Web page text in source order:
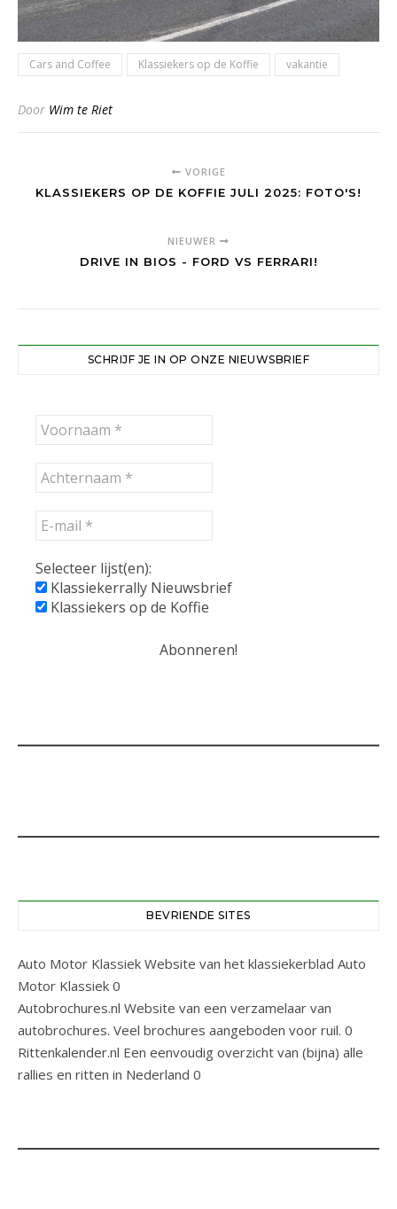
Cars and Coffee Klassiekers op de Koffie vakantie
Door Wim te Riet
VORIGE
KLASSIEKERS OP DE KOFFIE JULI 2025: FOTO'S!
NIEUWER
DRIVE IN BIOS - FORD VS FERRARI!
SCHRIJF JE IN OP ONZE NIEUWSBRIEF
Selecteer lijst(en):
Klassiekerrally Nieuwsbrief
Klassiekers op de Koffie
BEVRIENDE SITES
Auto Motor Klassiek Website van het klassiekerblad Auto
Motor Klassiek 0
Autobrochures.nl Website van een verzamelaar van
autobrochures. Veel brochures aangeboden voor ruil. 0
Rittenkalender.nl Een eenvoudig overzicht van (bijna) alle
rallies en ritten in Nederland 0